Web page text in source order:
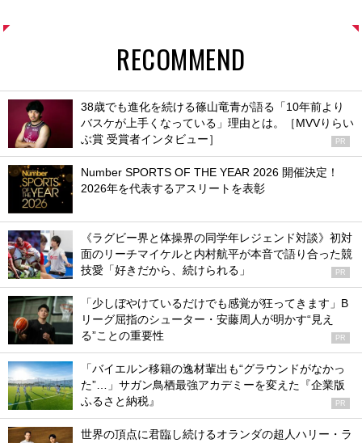
RECOMMEND
38歳でも進化を続ける篠山竜青が語る「10年前より
バスケが上手くなっている」理由とは。［MVVりらい
ぶ賞 受賞者インタビュー］
PR
Number SPORTS OF THE YEAR 2026 開催決定！
2026年を代表するアスリートを表彰
《ラグビー界と体操界の同学年レジェンド対談》初対
面のリーチマイケルと内村航平が本音で語り合った競
技愛「好きだから、続けられる」
PR
「少しぼやけているだけでも感覚が狂ってきます」B
リーグ屈指のシューター・安藤周人が明かす“見え
る”ことの重要性
PR
「バイエルン移籍の逸材輩出も“グラウンドがなかっ
た”…」サガン鳥栖最強アカデミーを変えた『企業版
ふるさと納税』
PR
世界の頂点に君臨し続けるオランダの超人ハリー・ラ